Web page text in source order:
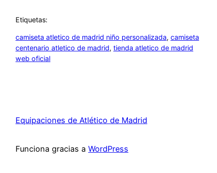
Etiquetas:
camiseta atletico de madrid niño personalizada, camiseta
centenario atletico de madrid, tienda atletico de madrid
web oficial
Equipaciones de Atlético de Madrid
Funciona gracias a WordPress